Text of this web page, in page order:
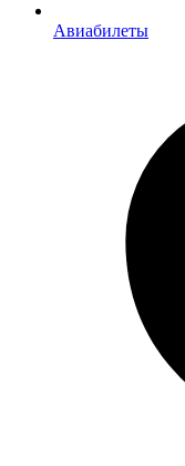
Авиабилеты